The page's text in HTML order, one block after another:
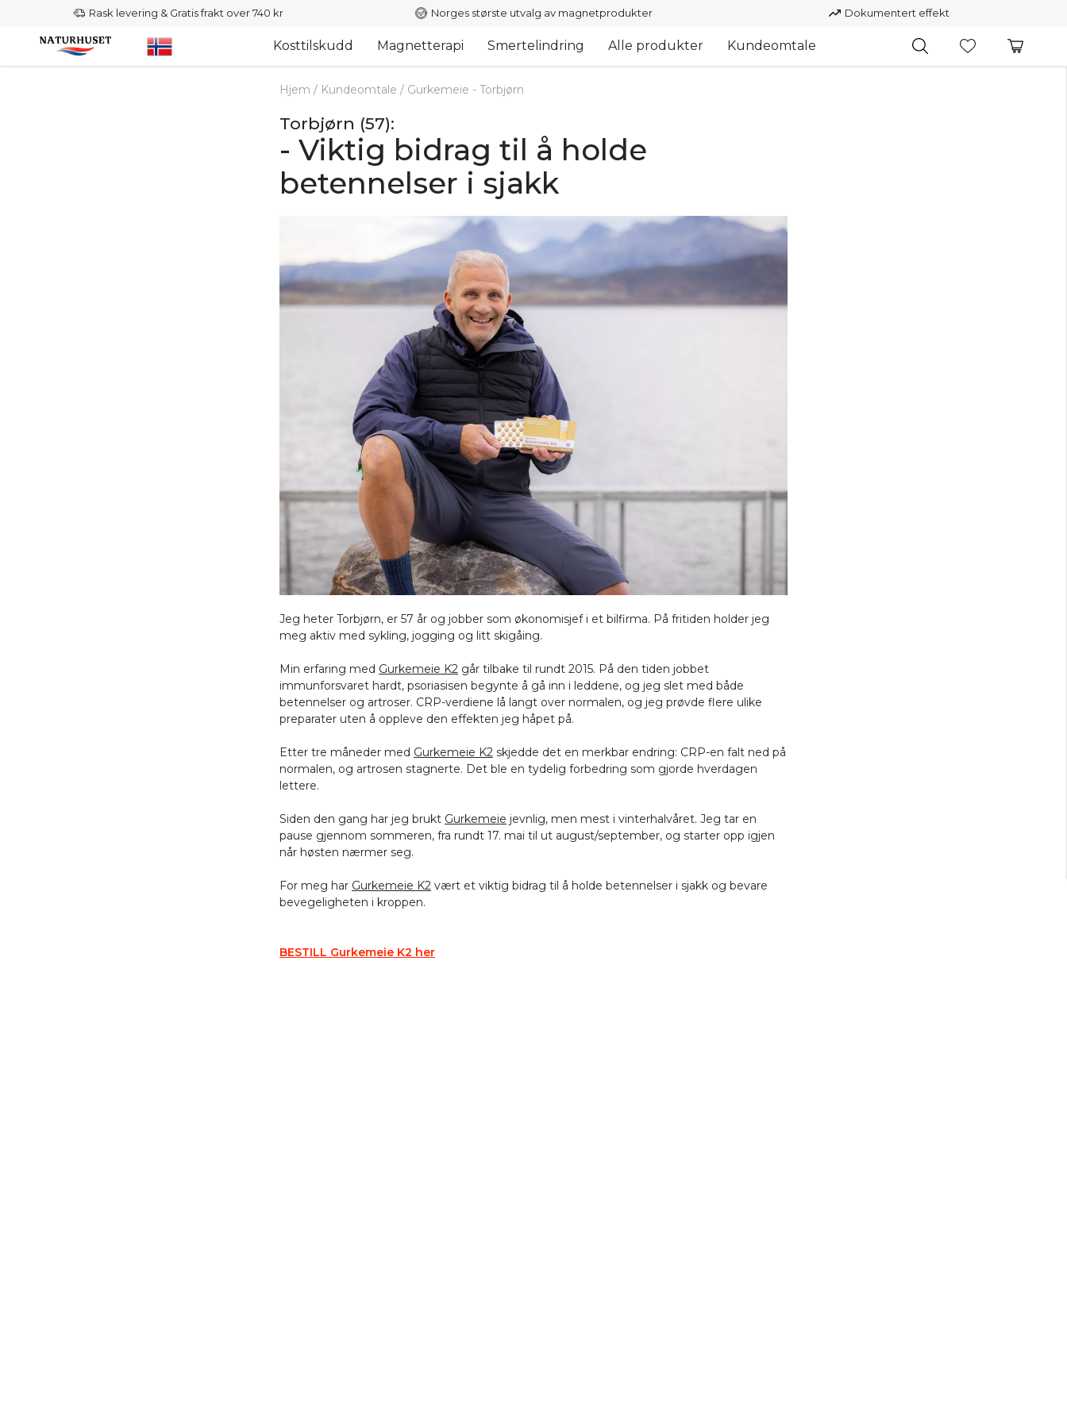
Rask levering & Gratis frakt over 740 kr Norges største utvalg av magnetprodukter Dokumentert effekt
Kosttilskudd Magnetterapi Smertelindring Alle produkter Kundeomtale
Hjem / Kundeomtale / Gurkemeie - Torbjørn
Torbjørn (57):
- Viktig bidrag til å holde
betennelser i sjakk
Jeg heter Torbjørn, er 57 år og jobber som økonomisjef i et bilfirma. På fritiden holder jeg
meg aktiv med sykling, jogging og litt skigåing.
Min erfaring med Gurkemeie K2 går tilbake til rundt 2015. På den tiden jobbet
immunforsvaret hardt, psoriasisen begynte å gå inn i leddene, og jeg slet med både
betennelser og artroser. CRP-verdiene lå langt over normalen, og jeg prøvde flere ulike
preparater uten å oppleve den effekten jeg håpet på.
Etter tre måneder med Gurkemeie K2 skjedde det en merkbar endring: CRP-en falt ned på
normalen, og artrosen stagnerte. Det ble en tydelig forbedring som gjorde hverdagen
lettere.
Siden den gang har jeg brukt Gurkemeie jevnlig, men mest i vinterhalvåret. Jeg tar en
pause gjennom sommeren, fra rundt 17. mai til ut august/september, og starter opp igjen
når høsten nærmer seg.
For meg har Gurkemeie K2 vært et viktig bidrag til å holde betennelser i sjakk og bevare
bevegeligheten i kroppen.
BESTILL Gurkemeie K2 her